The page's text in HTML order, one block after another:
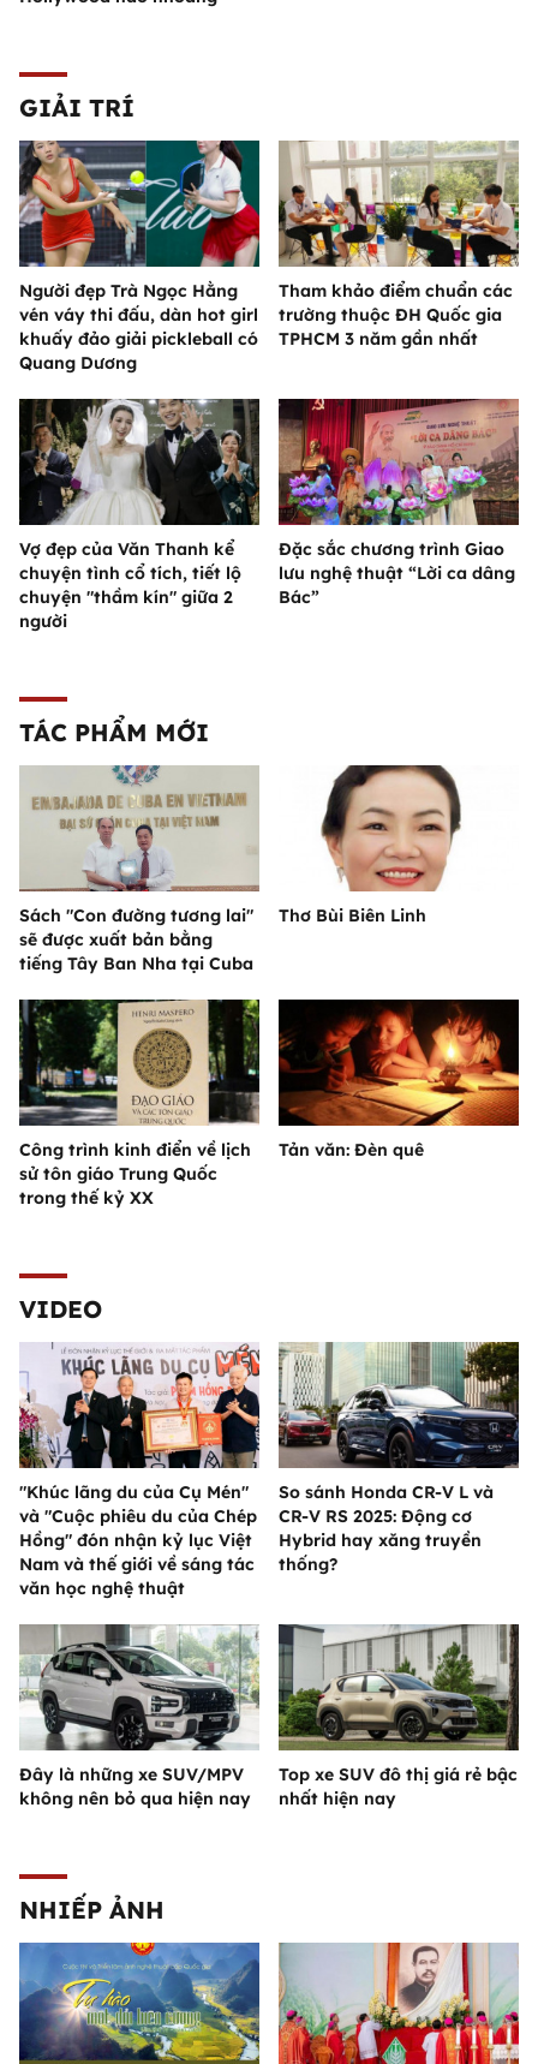
GIẢI TRÍ
Người đẹp Trà Ngọc Hằng
vén váy thi đấu, dàn hot girl
khuấy đảo giải pickleball có
Quang Dương
Tham khảo điểm chuẩn các
trường thuộc ĐH Quốc gia
TPHCM 3 năm gần nhất
Vợ đẹp của Văn Thanh kể
chuyện tình cổ tích, tiết lộ
chuyện "thầm kín" giữa 2
người
Đặc sắc chương trình Giao
lưu nghệ thuật “Lời ca dâng
Bác”
TÁC PHẨM MỚI
Sách "Con đường tương lai"
sẽ được xuất bản bằng
tiếng Tây Ban Nha tại Cuba
Thơ Bùi Biên Linh
Công trình kinh điển về lịch
sử tôn giáo Trung Quốc
trong thế kỷ XX
Tản văn: Đèn quê
VIDEO
"Khúc lãng du của Cụ Mén"
và "Cuộc phiêu du của Chép
Hồng" đón nhận kỷ lục Việt
Nam và thế giới về sáng tác
văn học nghệ thuật
So sánh Honda CR-V L và
CR-V RS 2025: Động cơ
Hybrid hay xăng truyền
thống?
Đây là những xe SUV/MPV
không nên bỏ qua hiện nay
Top xe SUV đô thị giá rẻ bậc
nhất hiện nay
NHIẾP ẢNH